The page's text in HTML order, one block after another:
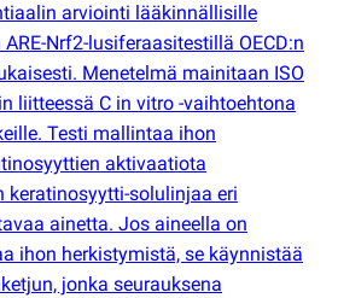
arviointi lääkinnällisille
Nrf2-lusiferaasitestillä OECD:n
Menetelmä mainitaan ISO
liitteessä C in vitro -vaihtoehtona
Testi mallintaa ihon
aktivaatiota
keratinosyytti-solulinjaa eri
ainetta. Jos aineella on
ihon herkistymistä, se käynnistää
jonka seurauksena